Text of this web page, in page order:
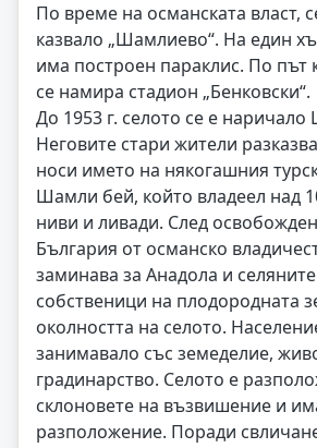
По време на османската власт,
казвало „Шамлиево“. На един
има построен параклис. По път
се намира стадион „Бенковски“.
До 1953 г. селото се е
Неговите стари жители
носи името на някогашния
Шамли бей, който владеел над
ниви и ливади. След
България от османско
заминава за Анадола и
собственици на плодородната
околността на селото.
занимавало със земеделие,
градинарство. Селото е
склоновете на възвишение и
разположение. Поради